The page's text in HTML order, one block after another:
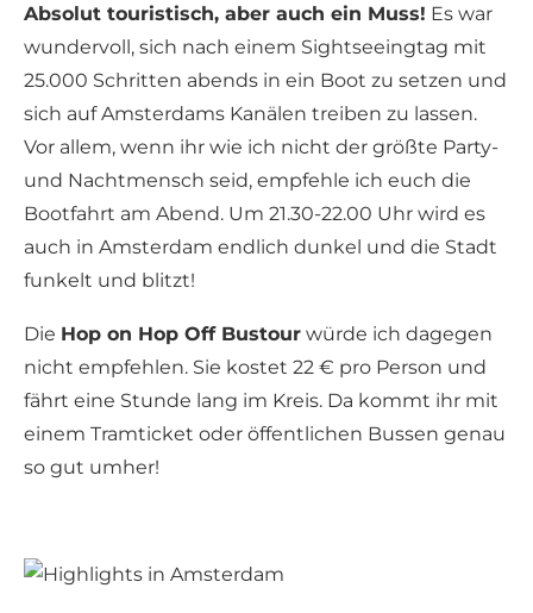
Absolut touristisch, aber auch ein Muss! Es war
wundervoll, sich nach einem Sightseeingtag mit
25.000 Schritten abends in ein Boot zu setzen und
sich auf Amsterdams Kanälen treiben zu lassen.
Vor allem, wenn ihr wie ich nicht der größte Party-
und Nachtmensch seid, empfehle ich euch die
Bootfahrt am Abend. Um 21.30-22.00 Uhr wird es
auch in Amsterdam endlich dunkel und die Stadt
funkelt und blitzt!
Die Hop on Hop Off Bustour würde ich dagegen
nicht empfehlen. Sie kostet 22 € pro Person und
fährt eine Stunde lang im Kreis. Da kommt ihr mit
einem Tramticket oder öffentlichen Bussen genau
so gut umher!